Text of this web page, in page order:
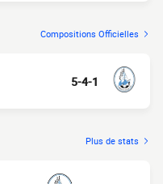
Compositions Officielles
5-4-1
Plus de stats